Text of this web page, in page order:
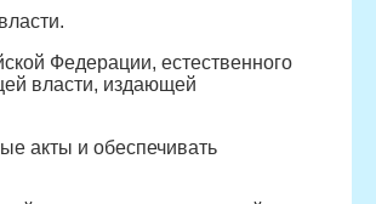
Федерации, естественного
власти, издающей
акты и обеспечивать